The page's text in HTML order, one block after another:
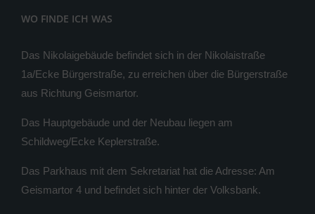
WO FINDE ICH WAS
Das Nikolaigebäude befindet sich in der Nikolaistraße
1a/Ecke Bürgerstraße, zu erreichen über die Bürgerstraße
aus Richtung Geismartor.
Das Hauptgebäude und der Neubau liegen am
Schildweg/Ecke Keplerstraße.
Das Parkhaus mit dem Sekretariat hat die Adresse: Am
Geismartor 4 und befindet sich hinter der Volksbank.